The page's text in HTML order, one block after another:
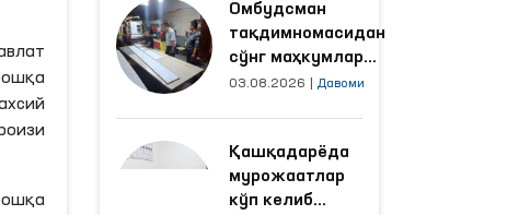
Омбудсман
тақдимномасидан
сўнг маҳкумлар
меҳнат қилаётган
яхшиланди
03.08.2026 Давоми
Қашқадарёда
мурожаатлар
кўп келиб